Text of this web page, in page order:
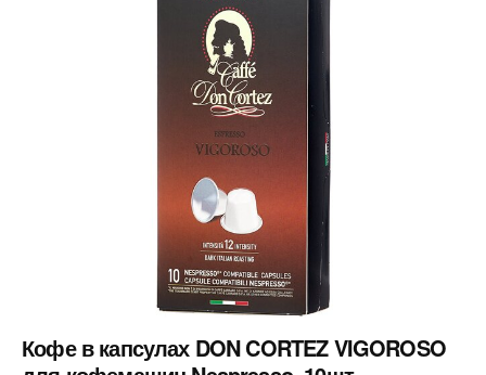
Кофе в капсулах DON CORTEZ VIGOROSO